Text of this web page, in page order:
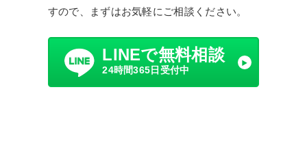
すので、まずはお気軽にご相談ください。
LINEで無料相談
24時間365日受付中